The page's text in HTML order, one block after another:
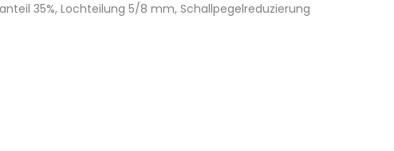
35%, Lochteilung 5/8 mm, Schallpegelreduzierung